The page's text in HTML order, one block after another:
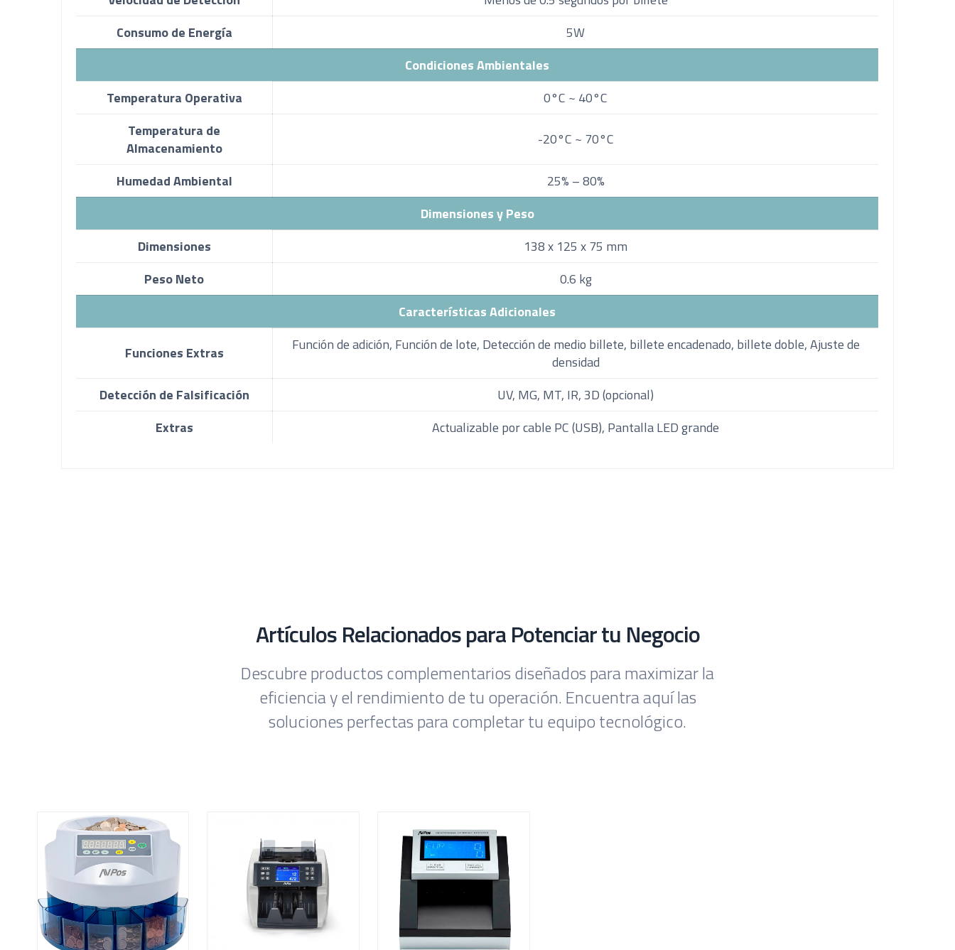
Consumo de Energía
5W
Condiciones Ambientales
Temperatura Operativa
0°C ~ 40°C
Temperatura de
Almacenamiento
-20°C ~ 70°C
Humedad Ambiental
25% – 80%
Dimensiones y Peso
Dimensiones
138 x 125 x 75 mm
Peso Neto
0.6 kg
Características Adicionales
Funciones Extras
Función de adición, Función de lote, Detección de medio billete, billete encadenado, billete doble, Ajuste de
densidad
Detección de Falsificación
UV, MG, MT, IR, 3D (opcional)
Extras
Actualizable por cable PC (USB), Pantalla LED grande
Artículos Relacionados para Potenciar tu Negocio
Descubre productos complementarios diseñados para maximizar la
eficiencia y el rendimiento de tu operación. Encuentra aquí las
soluciones perfectas para completar tu equipo tecnológico.